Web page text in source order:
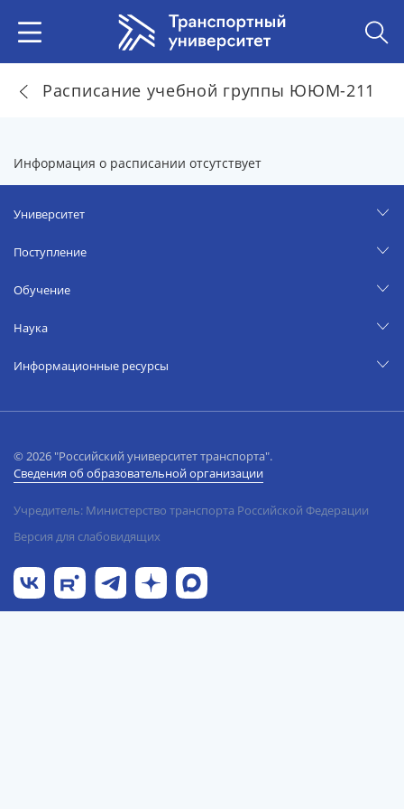
Расписание учебной группы ЮЮМ-211
Информация о расписании отсутствует
Университет
Поступление
Обучение
Наука
Информационные ресурсы
© 2026 "Российский университет транспорта".
Сведения об образовательной организации
Учредитель: Министерство транспорта Российской Федерации
Версия для слабовидящих